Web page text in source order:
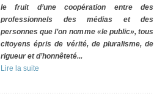
le fruit d’une coopération entre des
professionnels des médias et des
personnes que l’on nomme «le public», tous
citoyens épris de vérité, de pluralisme, de
rigueur et d’honnêteté...
Lire la suite